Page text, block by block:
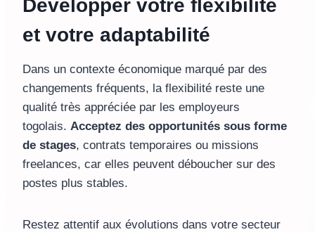
Développer votre flexibilité
et votre adaptabilité
Dans un contexte économique marqué par des
changements fréquents, la flexibilité reste une
qualité très appréciée par les employeurs
togolais. Acceptez des opportunités sous forme
de stages, contrats temporaires ou missions
freelances, car elles peuvent déboucher sur des
postes plus stables.
Restez attentif aux évolutions dans votre secteur